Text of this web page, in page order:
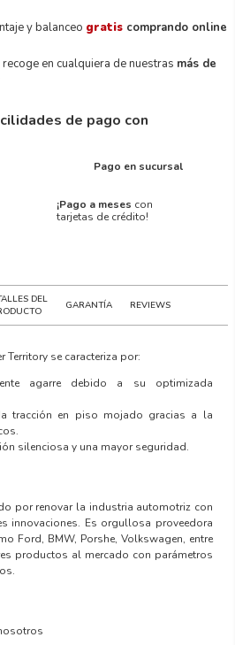
y balanceo gratis comprando online
recoge en cualquiera de nuestras más de
de pago con
Pago en sucursal
¡Pago a meses con
tarjetas de crédito!
DEL
GARANTÍA REVIEWS
Territory se caracteriza por:
agarre debido a su optimizada
tracción en piso mojado gracias a la
silenciosa y una mayor seguridad.
por renovar la industria automotriz con
innovaciones. Es orgullosa proveedora
Ford, BMW, Porshe, Volkswagen, entre
productos al mercado con parámetros